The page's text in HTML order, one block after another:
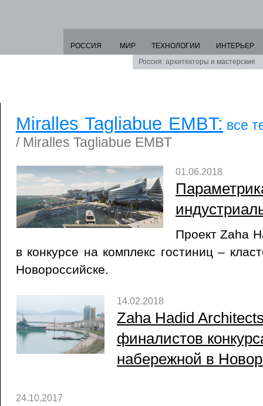
РОССИЯ МИР ТЕХНОЛОГИИ
ИНТЕРЬЕР
Россия: архитекторы и мастерские
Miralles Tagliabue EMBT: все
/ Miralles Tagliabue EMBT
01.06.2018
Проект Zaha
в конкурсе на комплекс гостиниц –
Новороссийске.
14.02.2018
Zaha Hadid
финалистов
набережной в
24.10.2017